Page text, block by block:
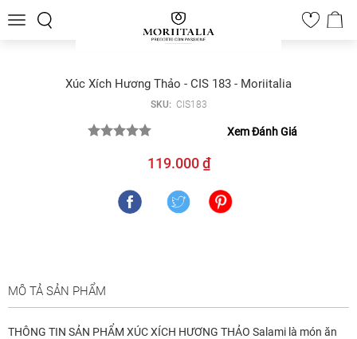
Toggle
0
Xúc Xích Hương Thảo - CIS 183 - Moriitalia
SKU: CIS183
Xem Đánh Giá
119.000 ₫
MÔ TẢ SẢN PHẨM
THÔNG TIN SẢN PHẨM XÚC XÍCH HƯƠNG THẢO Salami là món ăn